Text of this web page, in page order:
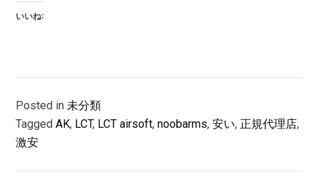
いいね:
Posted in未分類
TaggedAK, LCT, LCT airsoft,noobarms,安い, 正規代理店,
激安